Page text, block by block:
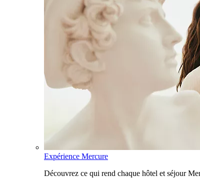
Expérience Mercure
Découvrez ce qui rend chaque hôtel et séjour